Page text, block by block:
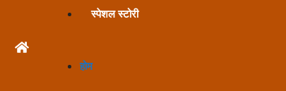
स्पेशल स्टोरी
होम